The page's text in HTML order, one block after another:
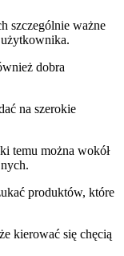
szczególnie ważne
dobra
na szerokie
temu można wokół
produktów, które
kierować się chęcią